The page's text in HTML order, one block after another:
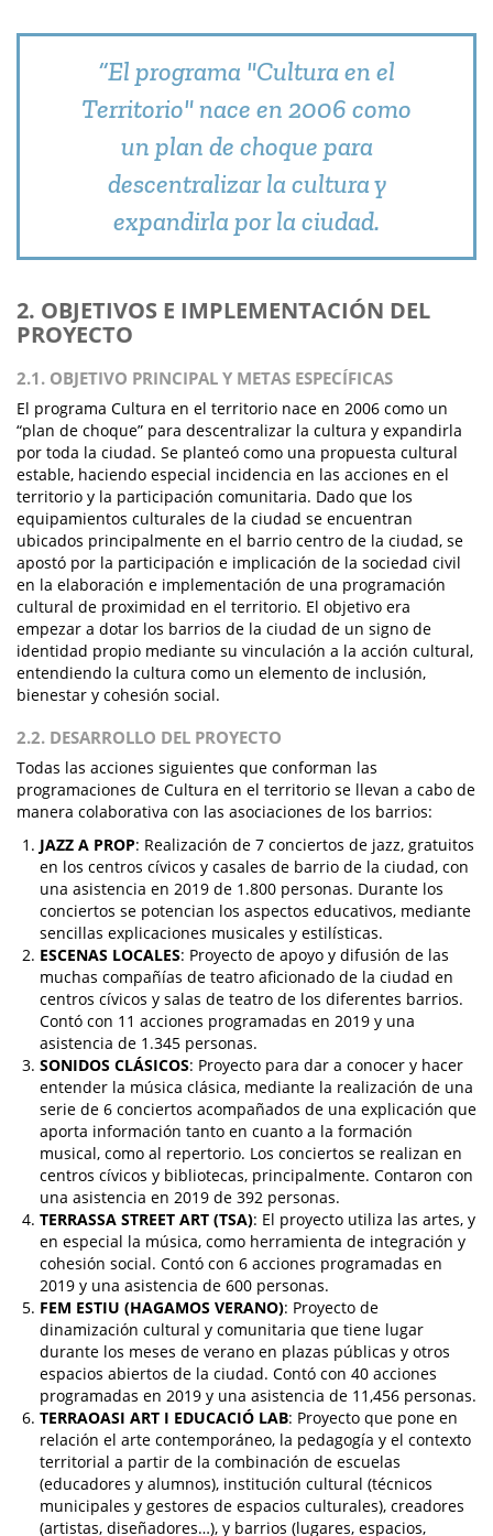
“El programa "Cultura en el
Territorio" nace en 2006 como
un plan de choque para
descentralizar la cultura y
expandirla por la ciudad.
2. OBJETIVOS E IMPLEMENTACIÓN DEL
PROYECTO
2.1. OBJETIVO PRINCIPAL Y METAS ESPECÍFICAS
El programa Cultura en el territorio nace en 2006 como un
“plan de choque” para descentralizar la cultura y expandirla
por toda la ciudad. Se planteó como una propuesta cultural
estable, haciendo especial incidencia en las acciones en el
territorio y la participación comunitaria. Dado que los
equipamientos culturales de la ciudad se encuentran
ubicados principalmente en el barrio centro de la ciudad, se
apostó por la participación e implicación de la sociedad civil
en la elaboración e implementación de una programación
cultural de proximidad en el territorio. El objetivo era
empezar a dotar los barrios de la ciudad de un signo de
identidad propio mediante su vinculación a la acción cultural,
entendiendo la cultura como un elemento de inclusión,
bienestar y cohesión social.
2.2. DESARROLLO DEL PROYECTO
Todas las acciones siguientes que conforman las
programaciones de Cultura en el territorio se llevan a cabo de
manera colaborativa con las asociaciones de los barrios:
JAZZ A PROP: Realización de 7 conciertos de jazz, gratuitos
en los centros cívicos y casales de barrio de la ciudad, con
una asistencia en 2019 de 1.800 personas. Durante los
conciertos se potencian los aspectos educativos, mediante
sencillas explicaciones musicales y estilísticas.
ESCENAS LOCALES: Proyecto de apoyo y difusión de las
muchas compañías de teatro aficionado de la ciudad en
centros cívicos y salas de teatro de los diferentes barrios.
Contó con 11 acciones programadas en 2019 y una
asistencia de 1.345 personas.
SONIDOS CLÁSICOS: Proyecto para dar a conocer y hacer
entender la música clásica, mediante la realización de una
serie de 6 conciertos acompañados de una explicación que
aporta información tanto en cuanto a la formación
musical, como al repertorio. Los conciertos se realizan en
centros cívicos y bibliotecas, principalmente. Contaron con
una asistencia en 2019 de 392 personas.
TERRASSA STREET ART (TSA): El proyecto utiliza las artes, y
en especial la música, como herramienta de integración y
cohesión social. Contó con 6 acciones programadas en
2019 y una asistencia de 600 personas.
FEM ESTIU (HAGAMOS VERANO): Proyecto de
dinamización cultural y comunitaria que tiene lugar
durante los meses de verano en plazas públicas y otros
espacios abiertos de la ciudad. Contó con 40 acciones
programadas en 2019 y una asistencia de 11,456 personas.
TERRAOASI ART I EDUCACIÓ LAB: Proyecto que pone en
relación el arte contemporáneo, la pedagogía y el contexto
territorial a partir de la combinación de escuelas
(educadores y alumnos), institución cultural (técnicos
municipales y gestores de espacios culturales), creadores
(artistas, diseñadores…), y barrios (lugares, espacios,